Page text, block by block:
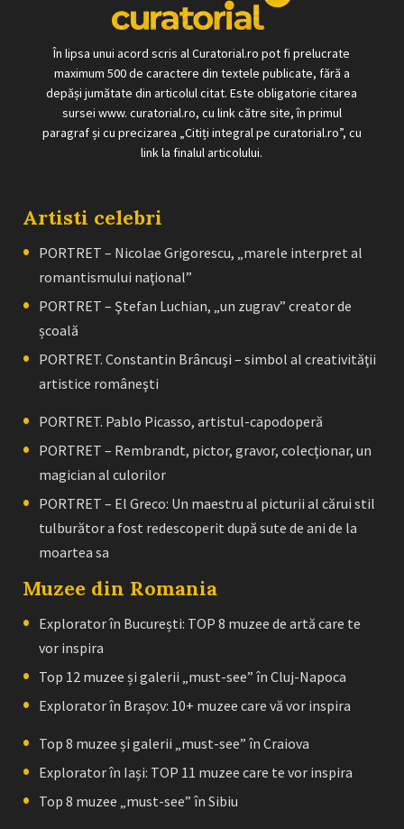
În lipsa unui acord scris al Curatorial.ro pot fi prelucrate
maximum 500 de caractere din textele publicate, fără a
depăși jumătate din articolul citat. Este obligatorie citarea
sursei www. curatorial.ro, cu link către site, în primul
paragraf și cu precizarea „Citiți integral pe curatorial.ro”, cu
link la finalul articolului.
Artisti celebri
PORTRET – Nicolae Grigorescu, „marele interpret al
romantismului naţional”
PORTRET – Ştefan Luchian, „un zugrav” creator de
școală
PORTRET. Constantin Brâncuşi – simbol al creativităţii
artistice româneşti
PORTRET. Pablo Picasso, artistul-capodoperă
PORTRET – Rembrandt, pictor, gravor, colecţionar, un
magician al culorilor
PORTRET – El Greco: Un maestru al picturii al cărui stil
tulburător a fost redescoperit după sute de ani de la
moartea sa
Muzee din Romania
Explorator în București: TOP 8 muzee de artă care te
vor inspira
Top 12 muzee și galerii „must-see” în Cluj-Napoca
Explorator în Brașov: 10+ muzee care vă vor inspira
Top 8 muzee și galerii „must-see” în Craiova
Explorator în Iași: TOP 11 muzee care te vor inspira
Top 8 muzee „must-see” în Sibiu